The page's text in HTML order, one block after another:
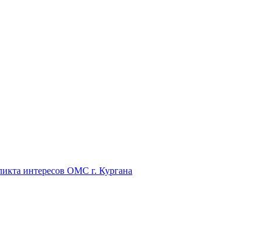
интересов ОМС г. Кургана